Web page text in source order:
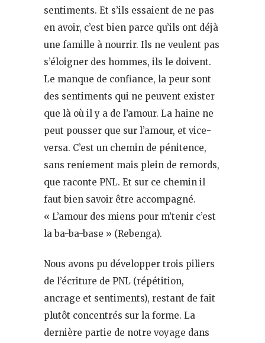
sentiments. Et s’ils essaient de ne pas
en avoir, c’est bien parce qu’ils ont déjà
une famille à nourrir. Ils ne veulent pas
s’éloigner des hommes, ils le doivent.
Le manque de confiance, la peur sont
des sentiments qui ne peuvent exister
que là où il y a de l’amour. La haine ne
peut pousser que sur l’amour, et vice-
versa. C’est un chemin de pénitence,
sans reniement mais plein de remords,
que raconte PNL. Et sur ce chemin il
faut bien savoir être accompagné.
« L’amour des miens pour m’tenir c’est
la ba-ba-base » (Rebenga).
Nous avons pu développer trois piliers
de l’écriture de PNL (répétition,
ancrage et sentiments), restant de fait
plutôt concentrés sur la forme. La
dernière partie de notre voyage dans